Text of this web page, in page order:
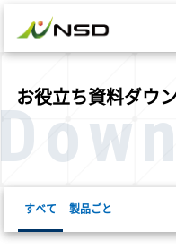
お役立ち資料ダウ
すべて 製品ごと